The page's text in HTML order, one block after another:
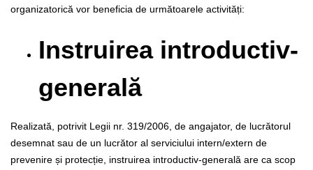
organizatorică vor beneficia de următoarele activități:
Instruirea introductiv-
generală
Realizată, potrivit Legii nr. 319/2006, de angajator, de lucrătorul
desemnat sau de un lucrător al serviciului intern/extern de
prevenire și protecție, instruirea introductiv-generală are ca scop